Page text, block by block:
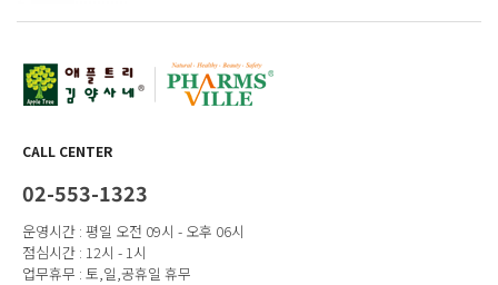
CALL CENTER
02-553-1323
운영시간 : 평일 오전 09시 - 오후 06시
점심시간 : 12시 - 1시
업무휴무 : 토,일,공휴일 휴무